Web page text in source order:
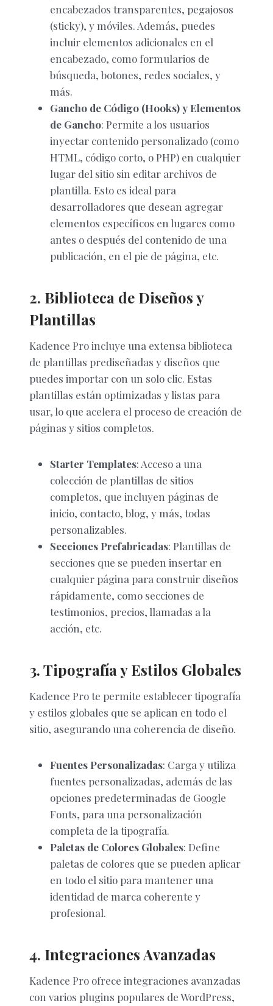
encabezados transparentes, pegajosos
(sticky), y móviles. Además, puedes
incluir elementos adicionales en el
encabezado, como formularios de
búsqueda, botones, redes sociales, y
más.
Gancho de Código (Hooks) y Elementos
de Gancho: Permite a los usuarios
inyectar contenido personalizado (como
HTML, código corto, o PHP) en cualquier
lugar del sitio sin editar archivos de
plantilla. Esto es ideal para
desarrolladores que desean agregar
elementos específicos en lugares como
antes o después del contenido de una
publicación, en el pie de página, etc.
2. Biblioteca de Diseños y
Plantillas
Kadence Pro incluye una extensa biblioteca
de plantillas prediseñadas y diseños que
puedes importar con un solo clic. Estas
plantillas están optimizadas y listas para
usar, lo que acelera el proceso de creación de
páginas y sitios completos.
Starter Templates: Acceso a una
colección de plantillas de sitios
completos, que incluyen páginas de
inicio, contacto, blog, y más, todas
personalizables.
Secciones Prefabricadas: Plantillas de
secciones que se pueden insertar en
cualquier página para construir diseños
rápidamente, como secciones de
testimonios, precios, llamadas a la
acción, etc.
3. Tipografía y Estilos Globales
Kadence Pro te permite establecer tipografía
y estilos globales que se aplican en todo el
sitio, asegurando una coherencia de diseño.
Fuentes Personalizadas: Carga y utiliza
fuentes personalizadas, además de las
opciones predeterminadas de Google
Fonts, para una personalización
completa de la tipografía.
Paletas de Colores Globales: Define
paletas de colores que se pueden aplicar
en todo el sitio para mantener una
identidad de marca coherente y
profesional.
4. Integraciones Avanzadas
Kadence Pro ofrece integraciones avanzadas
con varios plugins populares de WordPress,